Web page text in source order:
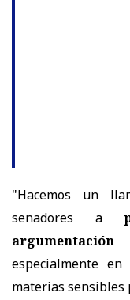
"Hacemos un
senadores a
especialmente
materias sensibles